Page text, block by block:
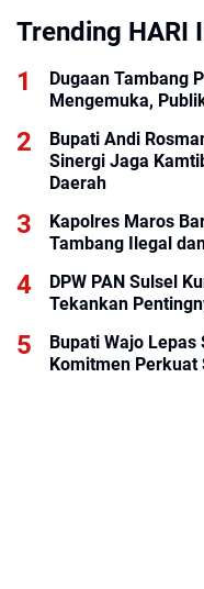
Trending HARI
Dugaan Tambang
Mengemuka,
Bupati Andi
Sinergi Jaga
Daerah
Kapolres Maros
Tambang Ilegal
DPW PAN Sulsel
Tekankan
Bupati Wajo
Komitmen Perkuat